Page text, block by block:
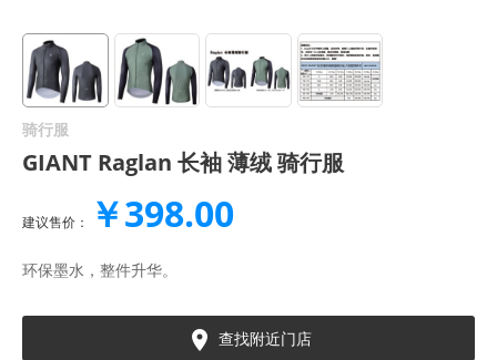
骑行服
GIANT Raglan 长袖 薄绒 骑行服
建议售价： ￥398.00
环保墨水，整件升华。
 查找附近门店